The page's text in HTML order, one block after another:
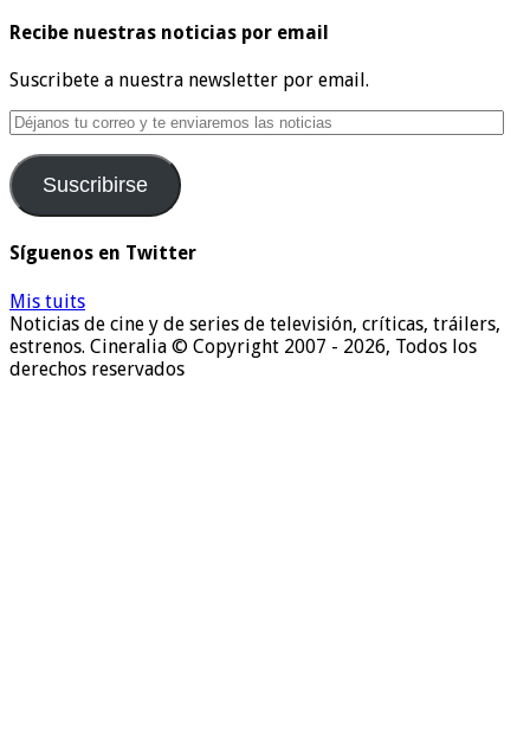
Recibe nuestras noticias por email
Suscribete a nuestra newsletter por email.
Déjanos
tu
correo
y
te
las
Suscribirse
Síguenos en Twitter
Mis tuits
Noticias de cine y de series de televisión, críticas, tráilers,
estrenos. Cineralia © Copyright 2007 - 2026, Todos los
derechos reservados